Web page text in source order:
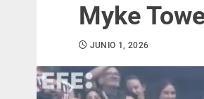
Myke
JUNIO 1, 2026